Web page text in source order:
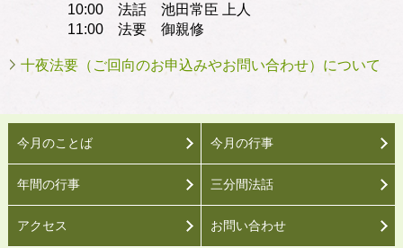
10:00 法話 池田常臣 上人
11:00 法要 御親修
十夜法要（ご回向のお申込みやお問い合わせ）について
今月のことば 今月の行事
年間の行事 三分間法話
アクセス お問い合わせ